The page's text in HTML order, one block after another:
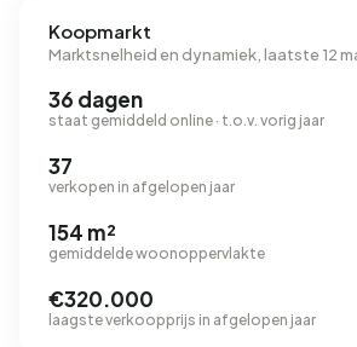
Koopmarkt
Marktsnelheid en dynamiek, laatste 12
36 dagen
staat gemiddeld online · t.o.v. vorig jaar
37
verkopen in afgelopen jaar
154 m²
gemiddelde woonoppervlakte
€320.000
laagste verkoopprijs in afgelopen jaar